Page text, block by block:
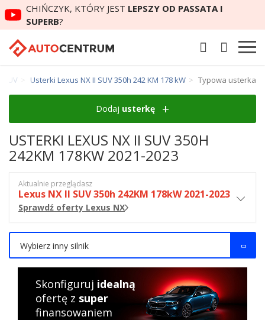
CHIŃCZYK, KTÓRY JEST LEPSZY OD PASSATA I
SUPERB?
SUV Usterki Lexus NX II SUV 350h 242 KM 178 kW Typowa usterka
Dodaj usterkę
USTERKI LEXUS NX II SUV 350H
242KM 178KW 2021-2023
Aktualnie przeglądasz
Lexus NX II SUV 350h 242KM 178kW 2021-2023
Sprawdź oferty Lexus NX
Wybierz inny silnik
Skonfiguruj idealną
ofertę z super
finansowaniem